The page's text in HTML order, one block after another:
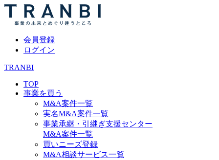
会員登録
ログイン
TRANBI
TOP
事業を買う
M&A案件一覧
実名M&A案件一覧
事業承継・引継ぎ支援センター
M&A案件一覧
買いニーズ登録
M&A相談サービス一覧